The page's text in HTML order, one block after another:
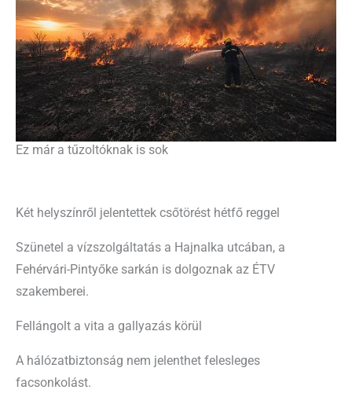
Ez már a tűzoltóknak is sok
Két helyszínről jelentettek csőtörést hétfő reggel
Szünetel a vízszolgáltatás a Hajnalka utcában, a
Fehérvári-Pintyőke sarkán is dolgoznak az ÉTV
szakemberei.
Fellángolt a vita a gallyazás körül
A hálózatbiztonság nem jelenthet felesleges
facsonkolást.